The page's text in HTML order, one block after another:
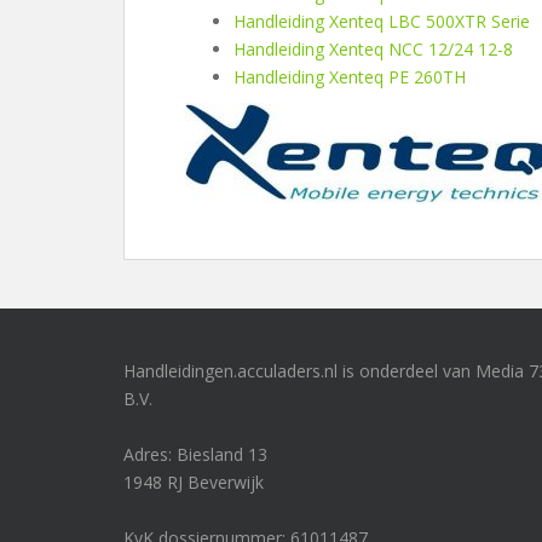
Handleiding Xenteq LBC 500XTR Serie
Handleiding Xenteq NCC 12/24 12-8
Handleiding Xenteq PE 260TH
Handleidingen.acculaders.nl is onderdeel van Media
B.V.
Adres: Biesland 13
1948 RJ Beverwijk